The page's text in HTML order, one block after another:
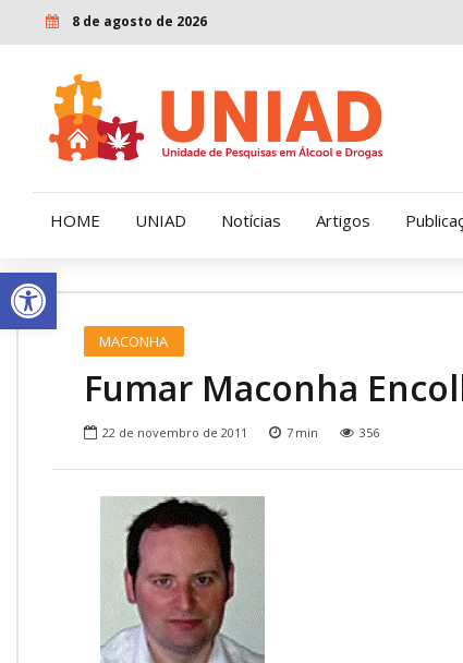
Open toolbar
8 de agosto de 2026
HOME UNIAD
Nossa História
Nossa Missão e Valores
Onde Procurar Ajuda?
Ronaldo Laranjeira recebe prêmio ISAJE
Griffith Edwards
Notícias Artigos
MACONHA
Fumar Maconha
22 de novembro de 2011 7 min 356